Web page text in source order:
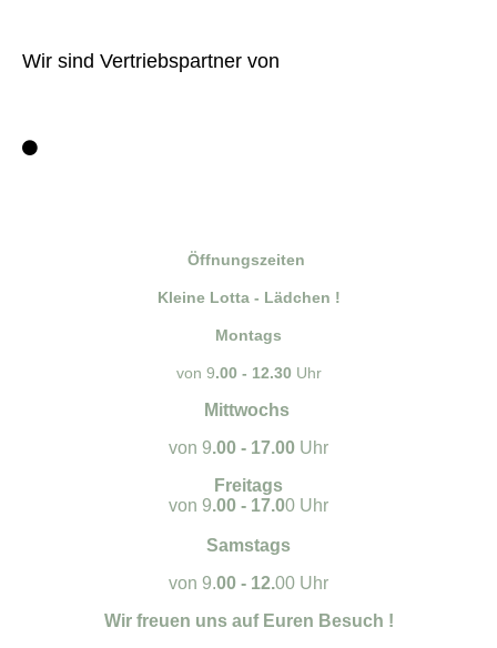
Wir sind Vertriebspartner von
Öffnungszeiten
Kleine Lotta - Lädchen !
Montags
von 9.00 - 12.30 Uhr
Mittwochs
von 9.00 - 17.00 Uhr
Freitags
von 9.00 - 17.00 Uhr
Samstags
von 9.00 - 12.00 Uhr
Wir freuen uns auf Euren Besuch !